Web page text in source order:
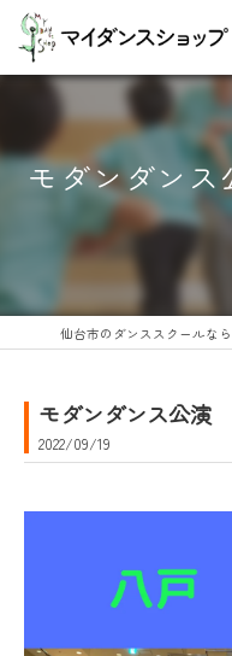
モダンダン
モダンダンス公
2022/09/19